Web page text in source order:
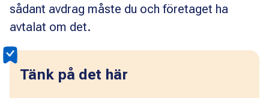
sådant avdrag måste du och företaget ha
avtalat om det.
Tänk på det här